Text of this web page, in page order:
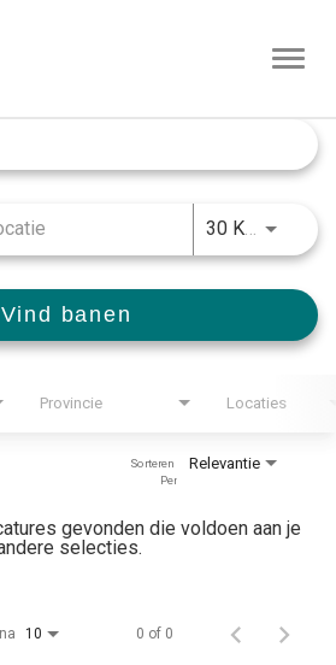
30 KM
Vind banen
Provincie Locaties
Relevantie
Sorteren
Per
gevonden die voldoen aan je
selecties.
10 0 of 0